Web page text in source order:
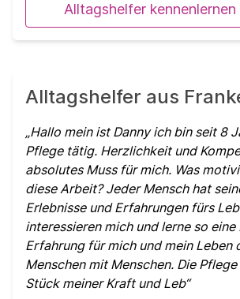
Alltagshelfer kennenlernen
Alltagshelfer aus
Hallo mein ist Danny ich bin seit 8
Pflege tätig. Herzlichkeit und
absolutes Muss für mich. Was
diese Arbeit? Jeder Mensch hat
Erlebnisse und Erfahrungen fürs
interessieren mich und lerne so eine
Erfahrung für mich und mein Leben
Menschen mit Menschen. Die
Stück meiner Kraft und Leb